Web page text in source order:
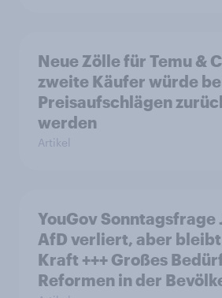
Neue Zölle für Temu &
zweite Käufer würde
Preisaufschlägen zurückhaltender
werden
Artikel
YouGov Sonntagsfrage
AfD verliert, aber
Kraft +++ Großes
Reformen in der